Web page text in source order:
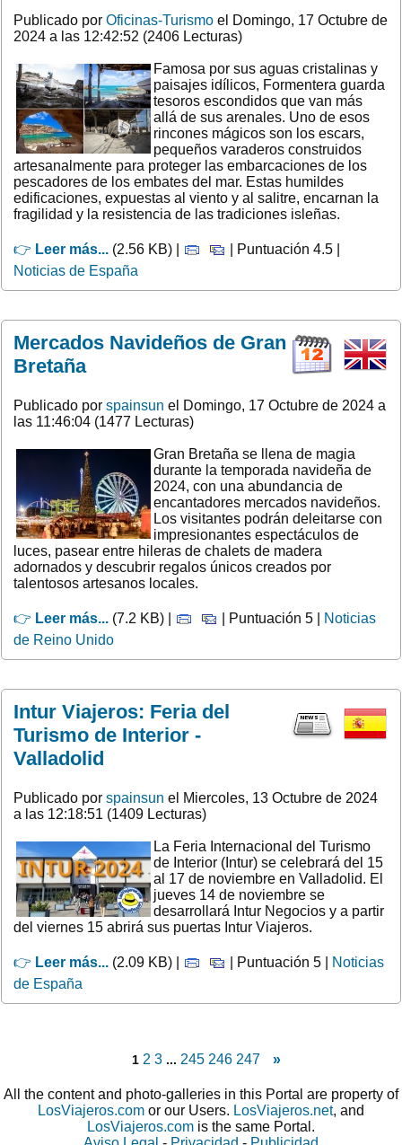
Publicado por Oficinas-Turismo el Domingo, 17 Octubre de
2024 a las 12:42:52 (2406 Lecturas)
Famosa por sus aguas cristalinas y
paisajes idílicos, Formentera guarda
tesoros escondidos que van más
allá de sus arenales. Uno de esos
rincones mágicos son los escars,
pequeños varaderos construidos
artesanalmente para proteger las embarcaciones de los
pescadores de los embates del mar. Estas humildes
edificaciones, expuestas al viento y al salitre, encarnan la
fragilidad y la resistencia de las tradiciones isleñas.
👉 Leer más... (2.56 KB) |
| Puntuación 4.5 |
Noticias de España
Mercados Navideños de Gran
Bretaña
Publicado por spainsun el Domingo, 17 Octubre de 2024 a
las 11:46:04 (1477 Lecturas)
Gran Bretaña se llena de magia
durante la temporada navideña de
2024, con una abundancia de
encantadores mercados navideños.
Los visitantes podrán deleitarse con
impresionantes espectáculos de
luces, pasear entre hileras de chalets de madera
adornados y descubrir regalos únicos creados por
talentosos artesanos locales.
👉 Leer más... (7.2 KB) | | Puntuación 5 |
Noticias
de Reino Unido
Intur Viajeros: Feria del
Turismo de Interior -
Valladolid
Publicado por spainsun el Miercoles, 13 Octubre de 2024
a las 12:18:51 (1409 Lecturas)
La Feria Internacional del Turismo
de Interior (Intur) se celebrará del 15
al 17 de noviembre en Valladolid. El
jueves 14 de noviembre se
desarrollará Intur Negocios y a partir
del viernes 15 abrirá sus puertas Intur Viajeros.
👉 Leer más... (2.09 KB) | | Puntuación 5 |
Noticias
de España
1 2 3 ... 245 246 247 »
All the content and photo-galleries in this Portal are property of
LosViajeros.com or our Users. LosViajeros.net, and
LosViajeros.com is the same Portal.